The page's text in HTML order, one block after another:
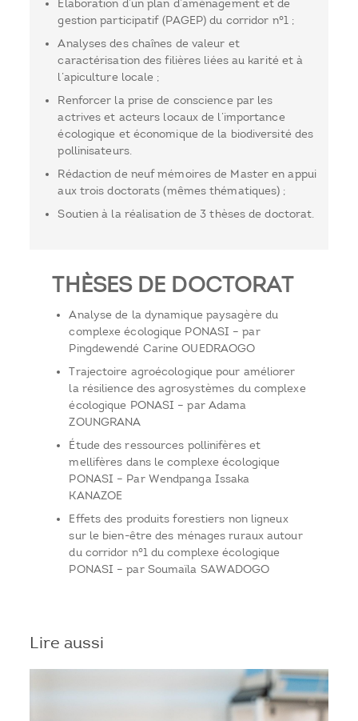
Élaboration d’un plan d’aménagement et de
gestion participatif (PAGEP) du corridor n°1 ;
Analyses des chaînes de valeur et
caractérisation des filières liées au karité et à
l’apiculture locale ;
Renforcer la prise de conscience par les
actrives et acteurs locaux de l’importance
écologique et économique de la biodiversité des
pollinisateurs.
Rédaction de neuf mémoires de Master en appui
aux trois doctorats (mêmes thématiques) ;
Soutien à la réalisation de 3 thèses de doctorat.
THÈSES DE DOCTORAT
Analyse de la dynamique paysagère du
complexe écologique PONASI – par
Pingdewendé Carine OUEDRAOGO
Trajectoire agroécologique pour améliorer
la résilience des agrosystèmes du complexe
écologique PONASI – par Adama
ZOUNGRANA
Étude des ressources pollinifères et
mellifères dans le complexe écologique
PONASI – Par Wendpanga Issaka
KANAZOE
Effets des produits forestiers non ligneux
sur le bien-être des ménages ruraux autour
du corridor n°1 du complexe écologique
PONASI – par Soumaïla SAWADOGO
Lire aussi